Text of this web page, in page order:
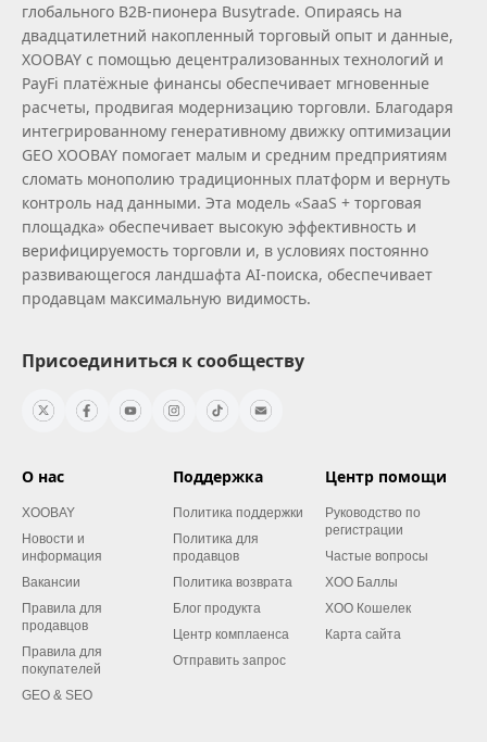
глобального B2B‑пионера Busytrade. Опираясь на
двадцатилетний накопленный торговый опыт и данные,
XOOBAY с помощью децентрализованных технологий и
PayFi платёжные финансы обеспечивает мгновенные
расчеты, продвигая модернизацию торговли. Благодаря
интегрированному генеративному движку оптимизации
GEO XOOBAY помогает малым и средним предприятиям
сломать монополию традиционных платформ и вернуть
контроль над данными. Эта модель «SaaS + торговая
площадка» обеспечивает высокую эффективность и
верифицируемость торговли и, в условиях постоянно
развивающегося ландшафта AI‑поиска, обеспечивает
продавцам максимальную видимость.
Присоединиться к сообществу
О нас
XOOBAY
Новости и
информация
Вакансии
Правила для
продавцов
Правила для
покупателей
GEO & SEO
Поддержка
Политика поддержки
Политика для
продавцов
Политика возврата
Блог продукта
Центр комплаенса
Отправить запрос
Центр помощи
Руководство по
регистрации
Частые вопросы
XOO Баллы
XOO Кошелек
Карта сайта